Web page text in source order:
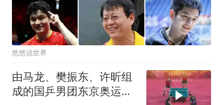
悠悠说世界
由马龙、樊振东、许昕组
成的国乒男团东京奥运会